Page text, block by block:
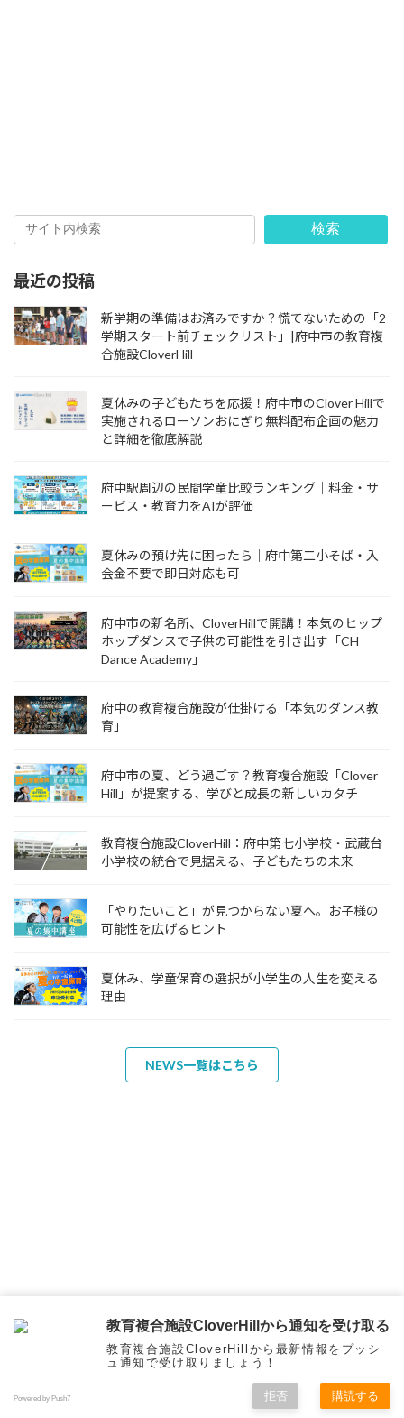
検索
最近の投稿
新学期の準備はお済みですか？慌てないための「2
学期スタート前チェックリスト」|府中市の教育複
合施設CloverHill
夏休みの子どもたちを応援！府中市のClover Hillで
実施されるローソンおにぎり無料配布企画の魅力
と詳細を徹底解説
府中駅周辺の民間学童比較ランキング｜料金・サ
ービス・教育力をAIが評価
夏休みの預け先に困ったら｜府中第二小そば・入
会金不要で即日対応も可
府中市の新名所、CloverHillで開講！本気のヒップ
ホップダンスで子供の可能性を引き出す「CH
Dance Academy」
府中の教育複合施設が仕掛ける「本気のダンス教
育」
府中市の夏、どう過ごす？教育複合施設「Clover
Hill」が提案する、学びと成長の新しいカタチ
教育複合施設CloverHill：府中第七小学校・武蔵台
小学校の統合で見据える、子どもたちの未来
「やりたいこと」が見つからない夏へ。お子様の
可能性を広げるヒント
夏休み、学童保育の選択が小学生の人生を変える
理由
NEWS一覧はこちら
教育複合施設CloverHillから通知を受け取る
教育複合施設CloverHillから最新情報をプッシ
ュ通知で受け取りましょう！
Powered by Push7 拒否 購読する